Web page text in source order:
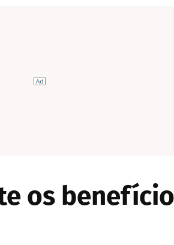
os